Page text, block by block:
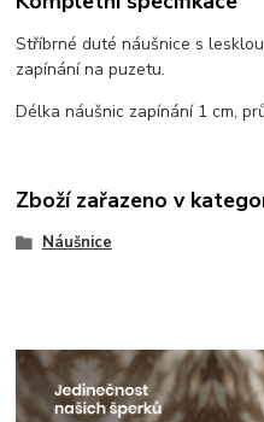
Stříbrné duté náušnice s
zapínání na puzetu.
Délka náušnic zapínání 1 cm,
Zboží zařazeno v
Náušnice